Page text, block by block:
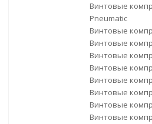
Винтовые
Pneumatic
Винтовые
Винтовые
Винтовые
Винтовые
Винтовые
Винтовые
Винтовые
Винтовые